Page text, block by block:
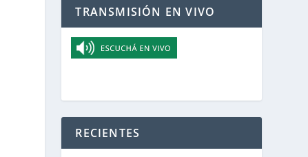
TRANSMISIÓN EN VIVO
RECIENTES